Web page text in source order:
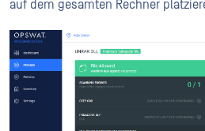
auf dem gesamten Rechner